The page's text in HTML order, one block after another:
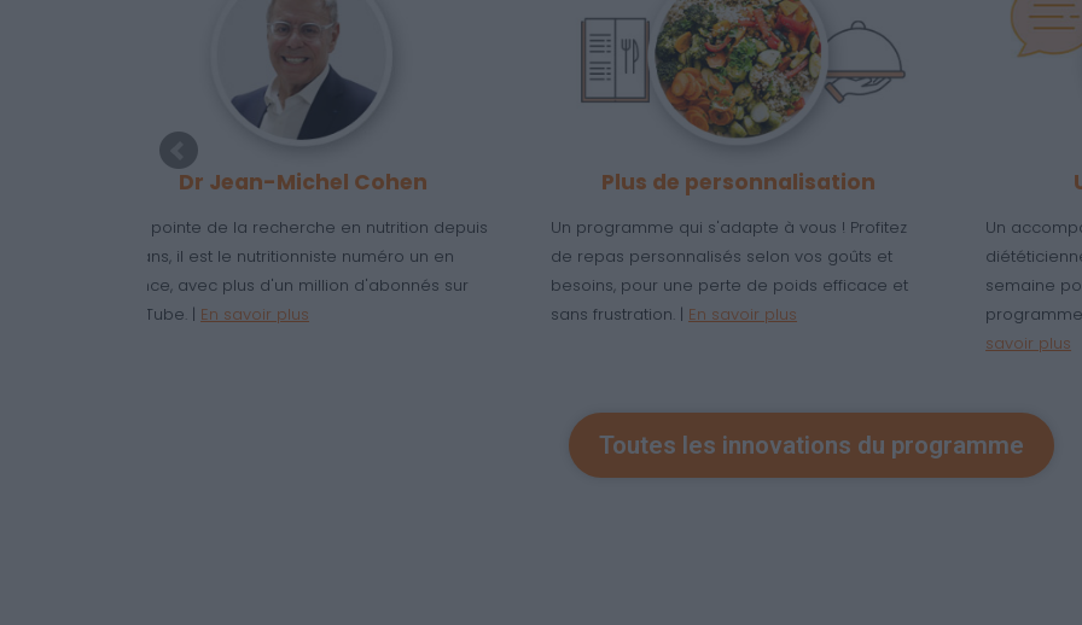
Un suivi individuel
Un accompagnement unique ! Une
diététicienne dédiée vous suit chaque
semaine pour vous motiver et ajuster votre
programme selon vos progrès et besoins. |
Plus simple d'utilisation
Maigrir devient facile ! Avec une interface
intuitive et des conseils clairs, suivez votre
programme sans stress et adaptez-le à votre
quotidien en un clic. |En savoir plus
vos
Toutes les innovations du programme